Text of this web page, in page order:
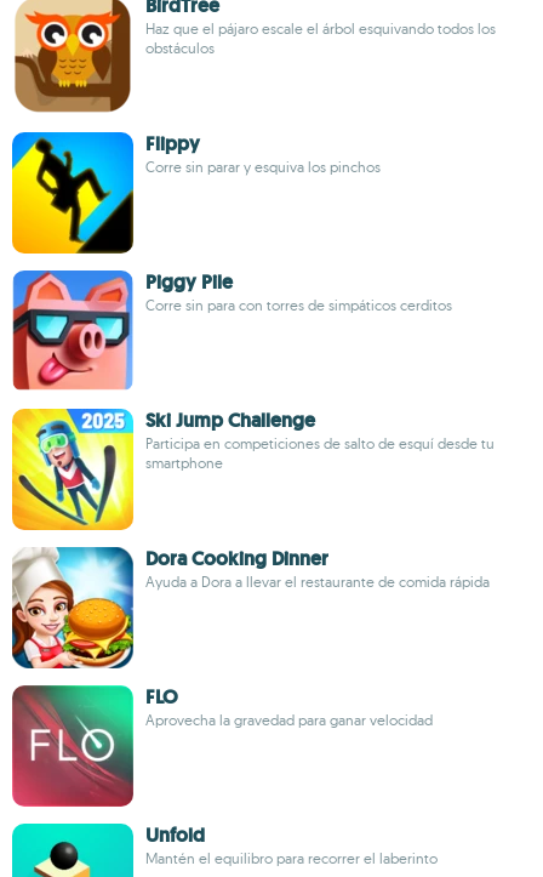
BirdTree
Haz que el pájaro escale el árbol esquivando todos los
obstáculos
Flippy
Corre sin parar y esquiva los pinchos
Piggy Pile
Corre sin para con torres de simpáticos cerditos
Ski Jump Challenge
Participa en competiciones de salto de esquí desde tu
smartphone
Dora Cooking Dinner
Ayuda a Dora a llevar el restaurante de comida rápida
FLO
Aprovecha la gravedad para ganar velocidad
Unfold
Mantén el equilibro para recorrer el laberinto